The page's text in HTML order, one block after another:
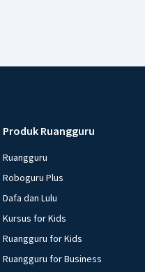
Produk Ruangguru
Ruangguru
Roboguru Plus
Dafa dan Lulu
Kursus for Kids
Ruangguru for Kids
Ruangguru for Business